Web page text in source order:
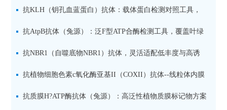
物及二维BN-PAGE应用
抗KLH（钥孔血蓝蛋白）抗体：载体蛋白检测对照工具，
适用于ELISA、WB与免疫定位
抗AtpB抗体（兔源）：泛F型ATP合酶检测工具，覆盖叶绿
体、线粒体与细菌
抗NBR1（自噬底物NBR1）抗体，灵活适配低丰度与高诱
导样本
抗植物细胞色素c氧化酶亚基II（COXII）抗体--线粒体内膜
专属标记物，适用于天然与变性电泳
抗质膜H?ATP酶抗体（兔源）：高泛性植物质膜标记物方案